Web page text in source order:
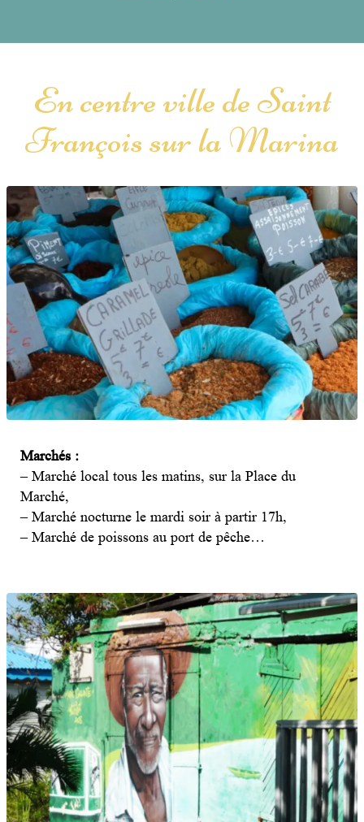
En centre ville de Saint
François sur la Marina
Marchés :
– Marché local tous les matins, sur la Place du
Marché,
– Marché nocturne le mardi soir à partir 17h,
– Marché de poissons au port de pêche…